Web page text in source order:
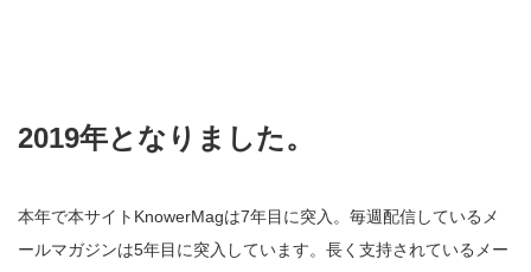
2019年となりました。
本年で本サイトKnowerMagは7年目に突入。毎週配信しているメ
ールマガジンは5年目に突入しています。長く支持されているメー